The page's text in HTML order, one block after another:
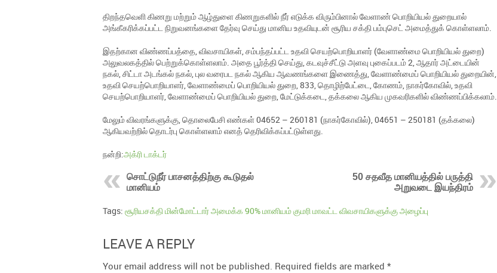
திறந்தவெளி கிணறு மற்றும் ஆழ்துளை கிணறுகளில் நீர் எடுக்க விரும்பினால் வேளாண் பொறியியல் துறையால்
அங்கீகரிக்கப்பட்ட நிறுவனங்களை தேர்வு செய்து மானிய உதவியுடன் சூரிய சக்தி பம்புசெட் அமைத்துக் கொள்ளலாம்.
இதற்கான விண்ணப்பத்தை, விவசாயிகள், சம்பந்தப்பட்ட உதவி செயற்பொறியாளர் (வேளாண்மை பொறியியல் துறை)
அலுவலகத்தில் பெற்றுக்கொள்ளலாம். அதை பூர்த்தி செய்து, கடவுச்சீட்டு அளவு புகைப்படம் 2, ஆதார் அட்டையின்
நகல், சிட்டா அடங்கல் நகல், புல வரைபட நகல் ஆகிய ஆவணங்களை இணைத்து, வேளாண்மைப் பொறியியல் துறையின்,
உதவி செயற்பொறியாளர், வேளாண்மைப் பொறியியல் துறை, 833, தொழிற்பேட்டை, கோணம், நாகர்கோவில், உதவி
செயற்பொறியாளர், வேளாண்மைப் பொறியியல் துறை, மேட்டுக்கடை, தக்கலை ஆகிய முகவரிகளில் விண்ணப்பிக்கலாம்.
மேலும் விவரங்களுக்கு, தொலைபேசி எண்கள் 04652 – 260181 (நாகர்கோவில்), 04651 – 250181 (தக்கலை)
ஆகியவற்றில் தொடர்பு கொள்ளலாம் எனத் தெரிவிக்கப்பட்டுள்ளது.
நன்றி:அக்ரி டாக்டர்
சொட்டுநீர் பாசனத்திற்கு கூடுதல்
மானியம்
50 சதவீத மானியத்தில் பருத்தி
அறுவடை இயந்திரம்
Tags: சூரியசக்தி மின்மோட்டார் அமைக்க 90% மானியம் குமரி மாவட்ட விவசாயிகளுக்கு அழைப்பு
LEAVE A REPLY
Your email address will not be published. Required fields are marked *